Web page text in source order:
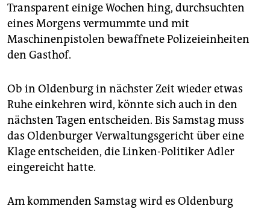
Transparent einige Wochen hing, durchsuchten
eines Morgens vermummte und mit
Maschinenpistolen bewaffnete Polizeieinheiten
den Gasthof.
Ob in Oldenburg in nächster Zeit wieder etwas
Ruhe einkehren wird, könnte sich auch in den
nächsten Tagen entscheiden. Bis Samstag muss
das Oldenburger Verwaltungsgericht über eine
Klage entscheiden, die Linken-Politiker Adler
eingereicht hatte.
Am kommenden Samstag wird es Oldenburg